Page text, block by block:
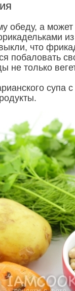
обеду, а
что
побаловать
не только
супа